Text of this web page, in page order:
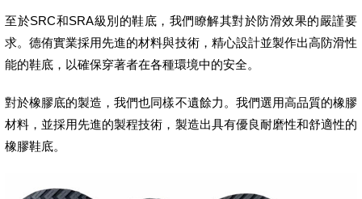
至於SRC和SRA級別的鞋底，我們瞭解其對於防滑效果的嚴謹要
求。德侑實業採用先進的材料與技術，精心設計並製作出高防滑性
能的鞋底，以確保穿著者在各種環境中的安全。
對於橡膠底的製造，我們也同樣不遺餘力。我們選用高品質的橡膠
材料，並採用先進的製程技術，製造出具有優良耐磨性和舒適性的
橡膠鞋底。